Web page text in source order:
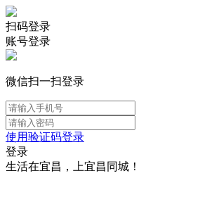
扫码登录
账号登录
微信扫一扫登录
使用验证码登录
登录
生活在宜昌，上宜昌同城！